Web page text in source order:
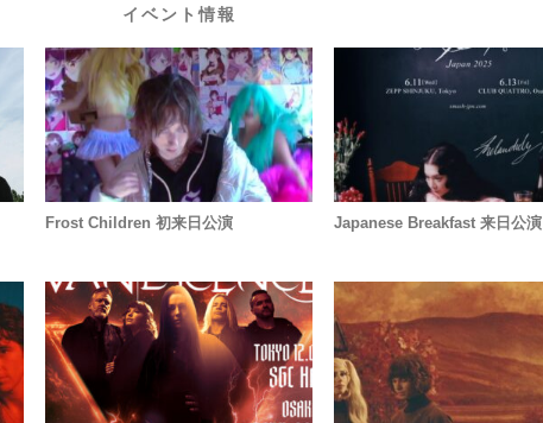
イベント情報
Frost Children 初来日公演 Japanese Breakfast 来日公演